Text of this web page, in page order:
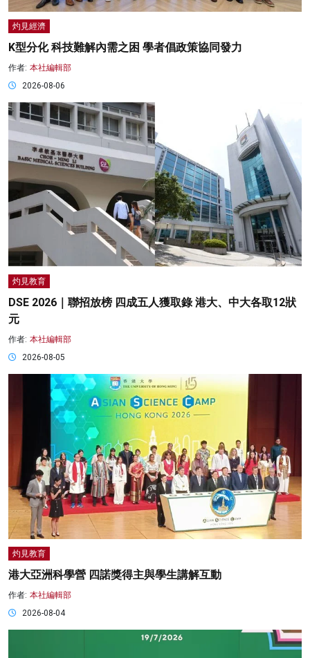
灼見經濟
K型分化 科技難解內需之困 學者倡政策協同發力
作者: 本社編輯部
2026-08-06
灼見教育
DSE 2026｜聯招放榜 四成五人獲取錄 港大、中大各取12狀
元
作者: 本社編輯部
2026-08-05
灼見教育
港大亞洲科學營 四諾獎得主與學生講解互動
作者: 本社編輯部
2026-08-04